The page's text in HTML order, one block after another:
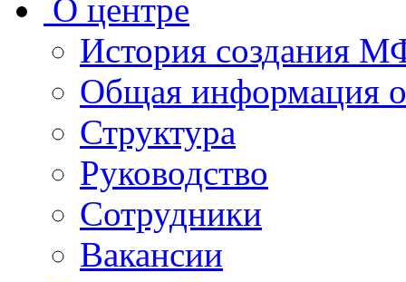
О центре
История создания
Общая
Структура
Руководство
Сотрудники
Вакансии